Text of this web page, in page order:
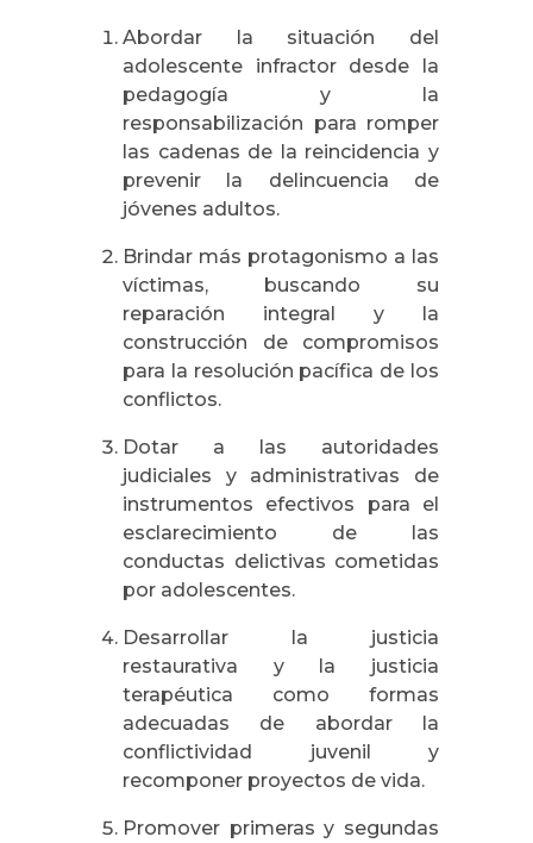
Abordar la situación del
adolescente infractor desde la
pedagogía y la
responsabilización para romper
las cadenas de la reincidencia y
prevenir la delincuencia de
jóvenes adultos.
Brindar más protagonismo a las
víctimas, buscando su
reparación integral y la
construcción de compromisos
para la resolución pacífica de los
conflictos.
Dotar a las autoridades
judiciales y administrativas de
instrumentos efectivos para el
esclarecimiento de las
conductas delictivas cometidas
por adolescentes.
Desarrollar la justicia
restaurativa y la justicia
terapéutica como formas
adecuadas de abordar la
conflictividad juvenil y
recomponer proyectos de vida.
Promover primeras y segundas